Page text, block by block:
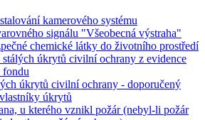
kamerového systému
signálu "Všeobecná výstraha"
chemické látky do životního prostředí
úkrytů civilní ochrany z evidence
fondu
úkrytů civilní ochrany - doporučený
úkrytů
u kterého vznikl požár (nebyl-li požár